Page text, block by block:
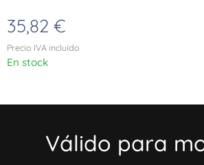
35,82 €
Precio IVA incluido
En stock
Válido para